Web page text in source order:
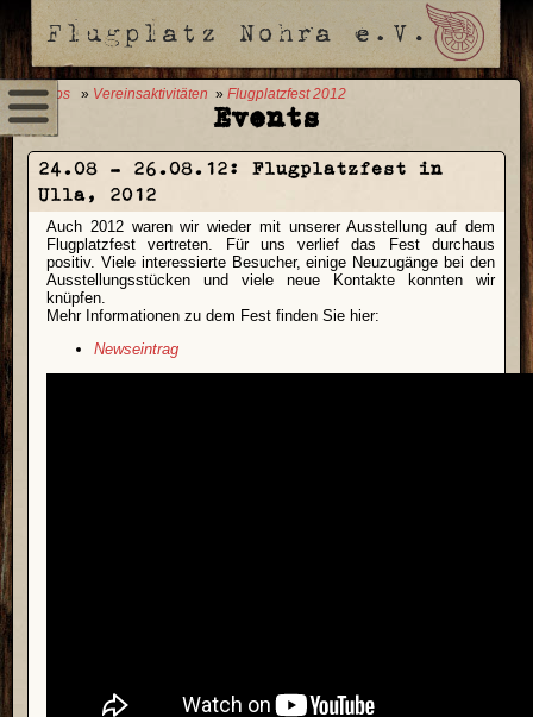
Events
24.08 - 26.08.12: Flugplatzfest in
Ulla, 2012
Auch 2012 waren wir wieder mit unserer Ausstellung auf dem
Flugplatzfest vertreten. Für uns verlief das Fest durchaus
positiv. Viele interessierte Besucher, einige Neuzugänge bei den
Ausstellungsstücken und viele neue Kontakte konnten wir
knüpfen.
Mehr Informationen zu dem Fest finden Sie hier:
Newseintrag
0 Fotos » Vereinsaktivitäten » Flugplatzfest 2012